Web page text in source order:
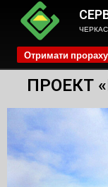
Отримати
ПРОЕКТ